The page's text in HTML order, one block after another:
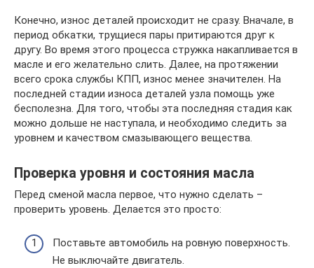
Конечно, износ деталей происходит не сразу. Вначале, в
период обкатки, трущиеся пары притираются друг к
другу. Во время этого процесса стружка накапливается в
масле и его желательно слить. Далее, на протяжении
всего срока службы КПП, износ менее значителен. На
последней стадии износа деталей узла помощь уже
бесполезна. Для того, чтобы эта последняя стадия как
можно дольше не наступала, и необходимо следить за
уровнем и качеством смазывающего вещества.
Проверка уровня и состояния масла
Перед сменой масла первое, что нужно сделать –
проверить уровень. Делается это просто:
Поставьте автомобиль на ровную поверхность.
Не выключайте двигатель.